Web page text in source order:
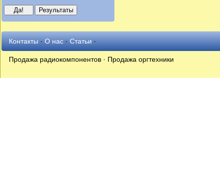
Контакты·О нас·Статьи·
Продажа радиокомпонентов · Продажа оргтехники